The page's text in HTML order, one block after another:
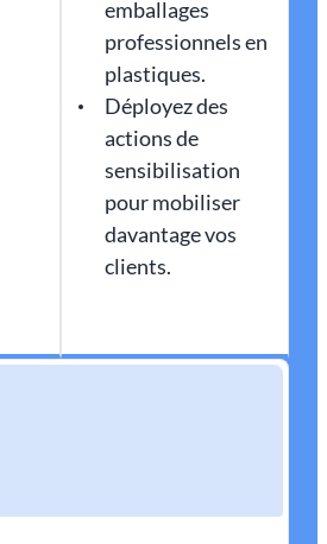
emballages
professionnels en
plastiques.
Déployez des
actions de
sensibilisation
pour mobiliser
davantage vos
clients.